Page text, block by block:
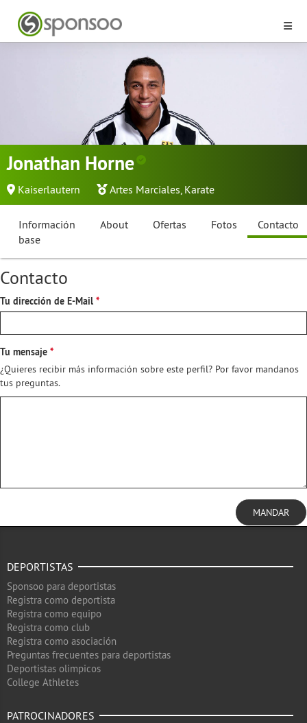
Jonathan Horne
Kaiserlautern Artes Marciales, Karate
Información
base
About Ofertas Fotos Contacto
Contacto
Tu dirección de E-Mail
Tu mensaje
¿Quieres recibir más información sobre este perfil? Por favor mandanos
tus preguntas.
MANDAR
DEPORTISTAS
Sponsoo para deportistas
Registra como deportista
Registra como equipo
Registra como club
Registra como asociación
Preguntas frecuentes para deportistas
Deportistas olimpicos
College Athletes
PATROCINADORES